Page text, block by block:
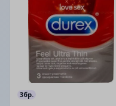
3бр.